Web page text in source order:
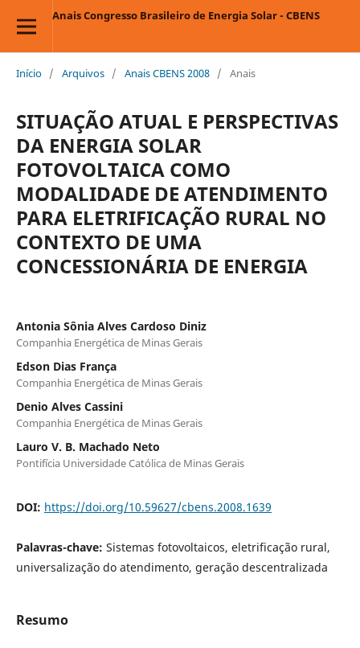
Anais Congresso Brasileiro de Energia Solar - CBENS
Início / Arquivos / Anais CBENS 2008 / Anais
SITUAÇÃO ATUAL E PERSPECTIVAS
DA ENERGIA SOLAR
FOTOVOLTAICA COMO
MODALIDADE DE ATENDIMENTO
PARA ELETRIFICAÇÃO RURAL NO
CONTEXTO DE UMA
CONCESSIONÁRIA DE ENERGIA
Antonia Sônia Alves Cardoso Diniz
Companhia Energética de Minas Gerais
Edson Dias França
Companhia Energética de Minas Gerais
Denio Alves Cassini
Companhia Energética de Minas Gerais
Lauro V. B. Machado Neto
Pontifícia Universidade Católica de Minas Gerais
DOI: https://doi.org/10.59627/cbens.2008.1639
Palavras-chave: Sistemas fotovoltaicos, eletrificação rural,
universalização do atendimento, geração descentralizada
Resumo